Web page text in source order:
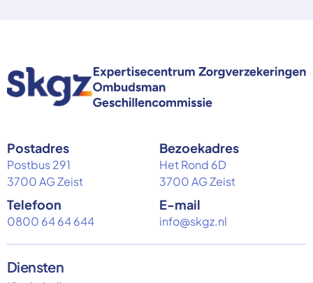
Postadres
Postbus 291
3700 AG Zeist
Bezoekadres
Het Rond 6D
3700 AG Zeist
Telefoon
0800 64 64 644
E-mail
info@skgz.nl
Diensten